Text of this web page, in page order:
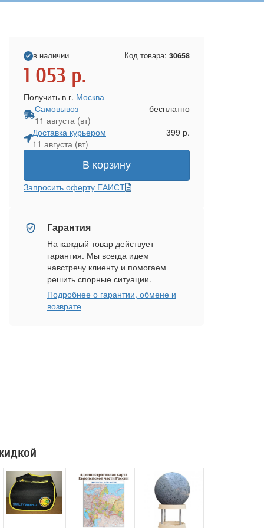
в наличии Код товара: 30658
1 053 р.
Получить в г. Москва
Самовывоз
11 августа (вт)
бесплатно
Доставка курьером
11 августа (вт)
399 р.
В корзину
Запросить оферту ЕАИСТ
Гарантия
На каждый товар действует
гарантия. Мы всегда идем
навстречу клиенту и помогаем
решить спорные ситуации.
Подробнее о гарантии, обмене и
возврате